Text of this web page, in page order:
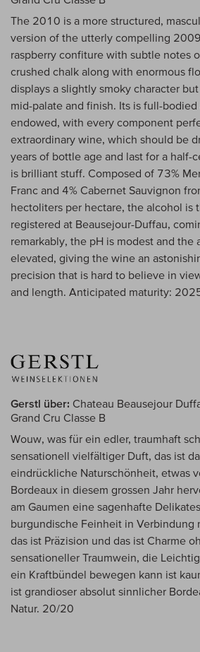
The 2010 is a more structured,
version of the utterly compelling
raspberry confiture with subtle notes
crushed chalk along with enormous
displays a slightly smoky character
mid-palate and finish. Its is full-bodied
endowed, with every component
extraordinary wine, which should be
years of bottle age and last for a half-
is brilliant stuff. Composed of 73%
Franc and 4% Cabernet Sauvignon
hectoliters per hectare, the alcohol is
registered at Beausejour-Duffau,
remarkably, the pH is modest and the
elevated, giving the wine an
precision that is hard to believe in
and length. Anticipated maturity:
Gerstl über: Chateau Beausejour
Grand Cru Classe B
Wouw, was für ein edler, traumhaft
sensationell vielfältiger Duft, das ist
eindrückliche Naturschönheit, etwas
Bordeaux in diesem grossen Jahr
am Gaumen eine sagenhafte
burgundische Feinheit in Verbindung
das ist Präzision und das ist Charme
sensationeller Traumwein, die
ein Kraftbündel bewegen kann ist
ist grandioser absolut sinnlicher
Natur. 20/20